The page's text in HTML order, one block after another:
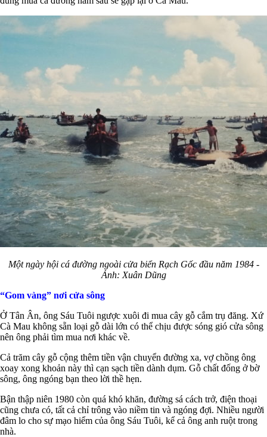
Một ngày hội cá đường ngoài cửa biển Rạch Gốc đầu năm 1984 -
Ảnh: Xuân Dũng
“Gom vàng” nơi cửa sông
Ở Tân Ân, ông Sáu Tuôi ngược xuôi đi mua cây gỗ cắm trụ đăng. Xứ
Cà Mau không sẵn loại gỗ dài lớn có thể chịu được sóng gió cửa sông
nên ông phải tìm mua nơi khác về.
Cả trăm cây gỗ cộng thêm tiền vận chuyển đường xa, vợ chồng ông
xoay xong khoản này thì cạn sạch tiền dành dụm. Gỗ chất đống ở bờ
sông, ông ngóng bạn theo lời thề hẹn.
Bận thập niên 1980 còn quá khó khăn, đường sá cách trở, điện thoại
cũng chưa có, tất cả chỉ trông vào niềm tin và ngóng đợi. Nhiều người
đâm lo cho sự mạo hiểm của ông Sáu Tuôi, kể cả ông anh ruột trong
nhà.